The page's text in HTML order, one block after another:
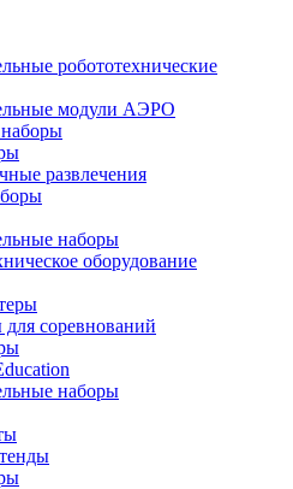
робототехнические
модули АЭРО
развлечения
наборы
оборудование
соревнований
наборы